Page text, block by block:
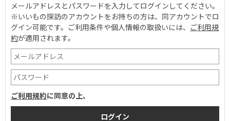
メールアドレスとパスワードを入力してログインしてください。
※いいもの探訪のアカウントをお持ちの方は、同アカウントでロ
グイン可能です。 ご利用条件や個人情報の取扱いには、 ご利用規
約が適用されます。
ご利用規約に同意の上、